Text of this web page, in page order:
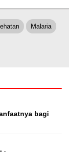
Malaria
bagi